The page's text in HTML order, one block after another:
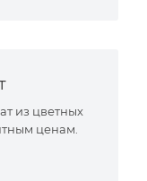
из цветных
ценам.